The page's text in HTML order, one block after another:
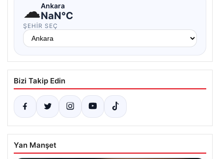
☁Ankara
NaN°C
ŞEHIR SEÇ
Bizi Takip Edin
Yan Manşet